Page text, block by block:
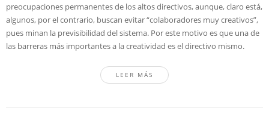
preocupaciones permanentes de los altos directivos, aunque, claro está,
algunos, por el contrario, buscan evitar “colaboradores muy creativos”,
pues minan la previsibilidad del sistema. Por este motivo es que una de
las barreras más importantes a la creatividad es el directivo mismo.
LEER MÁS